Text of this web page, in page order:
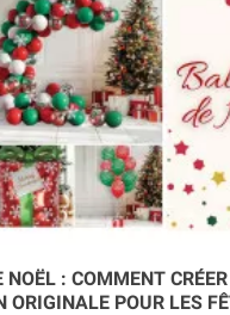
NOËL : COMMENT
ORIGINALE POUR LES